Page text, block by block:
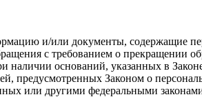
и/или документы, содержащие
с требованием о прекращении
наличии оснований, указанных в
предусмотренных Законом о
или другими федеральными